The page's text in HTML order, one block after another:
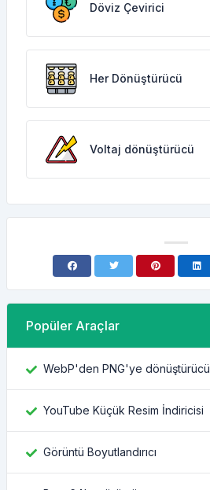
Döviz Çevirici
Her Dönüştürücü
Voltaj dönüştürücü
Popüler Araçlar
WebP'den PNG'ye dönüştürücü
YouTube Küçük Resim İndiricisi
Görüntü Boyutlandırıcı